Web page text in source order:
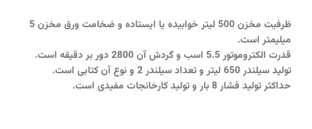
ظرفیت مخزن 500 لیتر خوابیده یا ایستاده و ضخامت ورق مخزن 5
میلیمتر است.
قدرت الکتروموتور 5.5 اسب و گردش آن 2800 دور بر دقیقه است.
تولید سیلندر 650 لیتر و تعداد سیلندر 2 و نوع آن کتابی است.
حداکثر تولید فشار 8 بار و تولید کارخانجات مفیدی است.